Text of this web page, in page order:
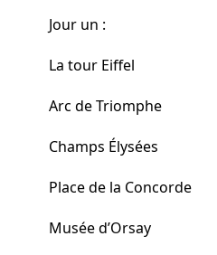
Jour un :
La tour Eiffel
Arc de Triomphe
Champs Élysées
Place de la Concorde
Musée d’Orsay